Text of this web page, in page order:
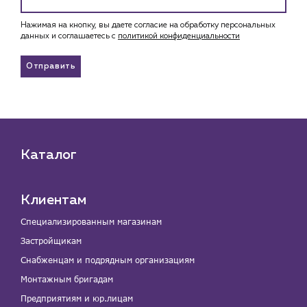
Нажимая на кнопку, вы даете согласие на обработку персональных
данных и соглашаетесь c политикой конфиденциальности
Отправить
Каталог
Клиентам
Специализированным магазинам
Застройщикам
Снабженцам и подрядным организациям
Монтажным бригадам
Предприятиям и юр.лицам